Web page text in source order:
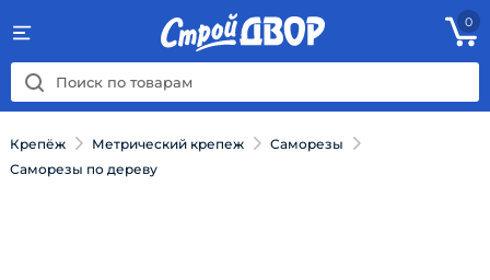
0
Крепёж Метрический крепеж
Саморезы
Саморезы по дереву